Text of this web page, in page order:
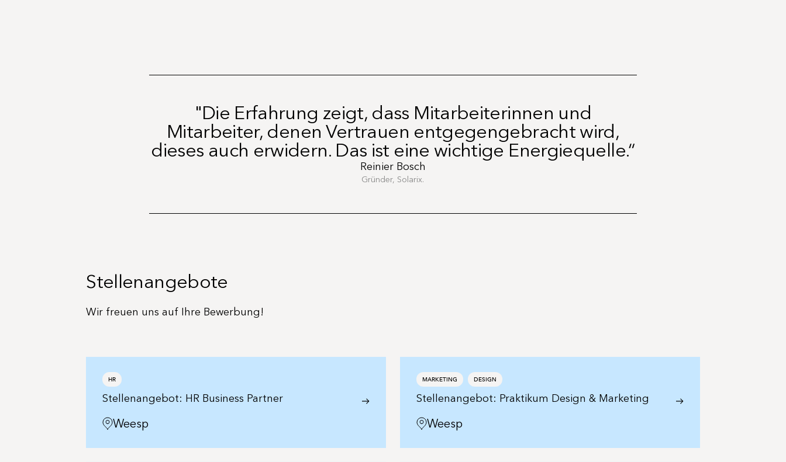
"Die Erfahrung zeigt, dass Mitarbeiterinnen und
Mitarbeiter, denen Vertrauen entgegengebracht wird,
dieses auch erwidern. Das ist eine wichtige Energiequelle.“
Reinier Bosch
Gründer, Solarix.
Stellenangebote
Wir freuen uns auf Ihre Bewerbung!
HR
Stellenangebot: HR Business Partner
Weesp
MARKETING DESIGN
Stellenangebot: Praktikum Design & Marketing
Weesp